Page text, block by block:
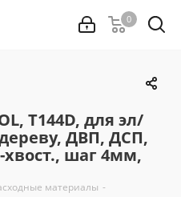
0
T144D, для эл/
ДВП, ДСП,
хвост., шаг 4мм,
материалы -